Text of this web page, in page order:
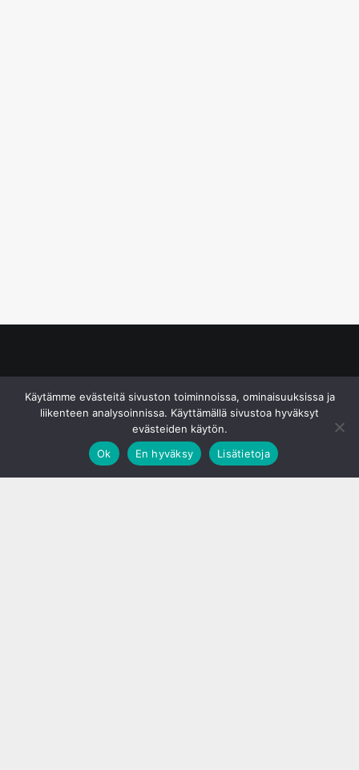
Käytämme evästeitä sivuston toiminnoissa, ominaisuuksissa ja
liikenteen analysoinnissa. Käyttämällä sivustoa hyväksyt
evästeiden käytön.
Ok
En hyväksy Lisätietoja